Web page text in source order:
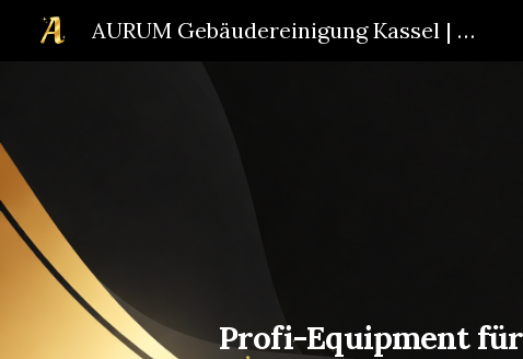
Skip
AURUM Gebäudereinigung Kassel | Fenster- & Büroreinigung
Profi-Equipment für